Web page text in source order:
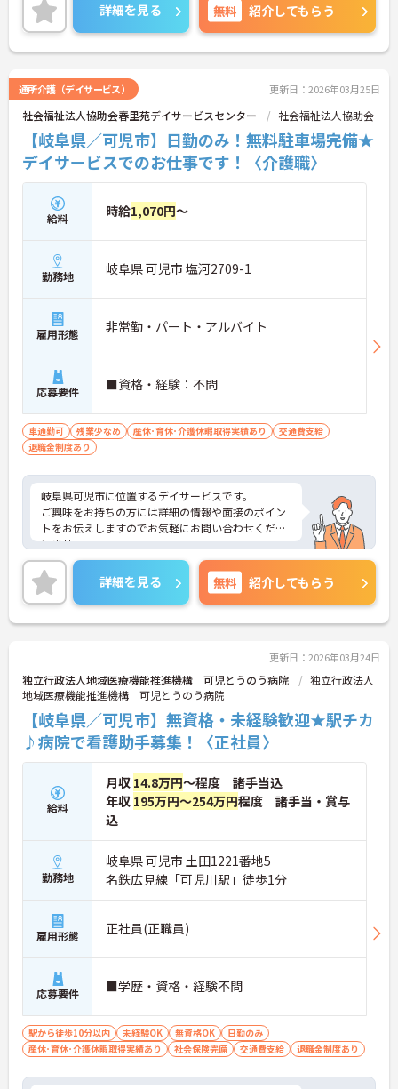
詳細を見る 無料 紹介してもらう
通所介護（デイサービス） 更新日：2026年03月25日
社会福祉法人協助会春里苑デイサービスセンター 社会福祉法人協助会
【岐阜県／可児市】日勤のみ！無料駐車場完備★
デイサービスでのお仕事です！〈介護職〉
給料 時給1,070円～
勤務地 岐阜県 可児市 塩河2709-1
雇用形態 非常勤・パート・アルバイト
応募要件 ■資格・経験：不問
車通勤可 残業少なめ 産休･育休･介護休暇取得実績あり
交通費支給
退職金制度あり
岐阜県可児市に位置するデイサービスです。
ご興味をお持ちの方には詳細の情報や面接のポイン
トをお伝えしますのでお気軽にお問い合わせくださ
いませ。
詳細を見る 無料 紹介してもらう
更新日：2026年03月24日
独立行政法人地域医療機能推進機構 可児とうのう病院
独立行政法人
地域医療機能推進機構 可児とうのう病院
【岐阜県／可児市】無資格・未経験歓迎★駅チカ
♪病院で看護助手募集！〈正社員〉
給料
月収 14.8万円～程度 諸手当込
年収 195万円～254万円程度 諸手当・賞与
込
勤務地
岐阜県 可児市 土田1221番地5
名鉄広見線「可児川駅」徒歩1分
雇用形態 正社員(正職員)
応募要件 ■学歴・資格・経験不問
駅から徒歩10分以内 未経験OK 無資格OK
日勤のみ
産休･育休･介護休暇取得実績あり
社会保険完備 交通費支給 退職金制度あり